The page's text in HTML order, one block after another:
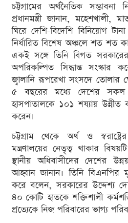
চট্টগ্রামের অর্থনৈতিক
প্রধানমন্ত্রী জানান, মহেশখালী,
ঘিরে দেশি-বিদেশি বিনিয়োগ
নির্ধারিত বিশেষ অঞ্চলে শত শত
একই সঙ্গে তিনি বিগত
অপরিকল্পিত সিদ্ধান্ত
জ্বালানি রূপরেখা সংসদে
৫ বছরের মধ্যে দেশের
হাসপাতালকে ১০১ শয্যায় উন্নীত
করেন।
চট্টগ্রাম থেকে অর্থ ও
মন্ত্রণালয়ের নেতৃত্ব থাকার
স্থানীয় অধিবাসীদের দেশের
আহ্বান জানান। তিনি
করে বলেন, সরকারের উদ্দেশ্য
৪০ কোটি হাতকে শক্তিশালী
প্রত্যেকে নিজ পরিবারের ভাগ্য